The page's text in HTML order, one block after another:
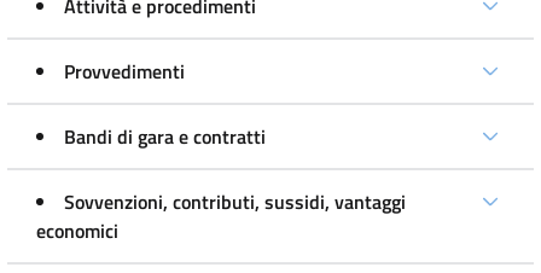
Attività e procedimenti
Provvedimenti
Bandi di gara e contratti
Sovvenzioni, contributi, sussidi, vantaggi
economici